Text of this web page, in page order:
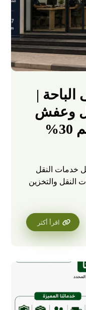
|
وعفش
خدمات النقل
النقل والتخزين
اقرأ أكثر